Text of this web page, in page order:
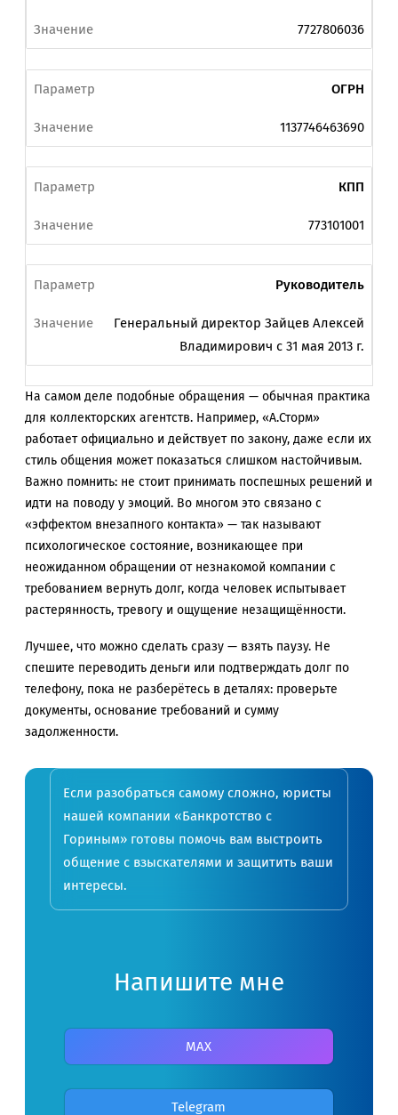
7727806036
ОГРН
1137746463690
КПП
773101001
Руководитель
Генеральный директор Зайцев Алексей
Владимирович с 31 мая 2013 г.
На самом деле подобные обращения — обычная практика
для коллекторских агентств. Например, «А.Сторм»
работает официально и действует по закону, даже если их
стиль общения может показаться слишком настойчивым.
Важно помнить: не стоит принимать поспешных решений и
идти на поводу у эмоций. Во многом это связано с
«эффектом внезапного контакта» — так называют
психологическое состояние, возникающее при
неожиданном обращении от незнакомой компании с
требованием вернуть долг, когда человек испытывает
растерянность, тревогу и ощущение незащищённости.
Лучшее, что можно сделать сразу — взять паузу. Не
спешите переводить деньги или подтверждать долг по
телефону, пока не разберётесь в деталях: проверьте
документы, основание требований и сумму
задолженности.
Напишите мне
MAX
Telegram
Если разобраться самому сложно, юристы
нашей компании «Банкротство с
Гориным» готовы помочь вам выстроить
общение с взыскателями и защитить ваши
интересы.